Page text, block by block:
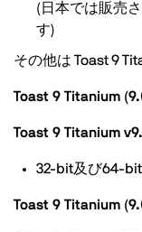
(日本では販売
す)
その他は Toast 9
Toast 9 Titanium
Toast 9 Titanium
32-bit及び64-
Toast 9 Titanium